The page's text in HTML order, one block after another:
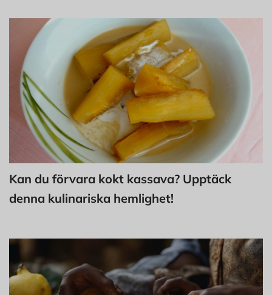
Kan du förvara kokt kassava? Upptäck
denna kulinariska hemlighet!